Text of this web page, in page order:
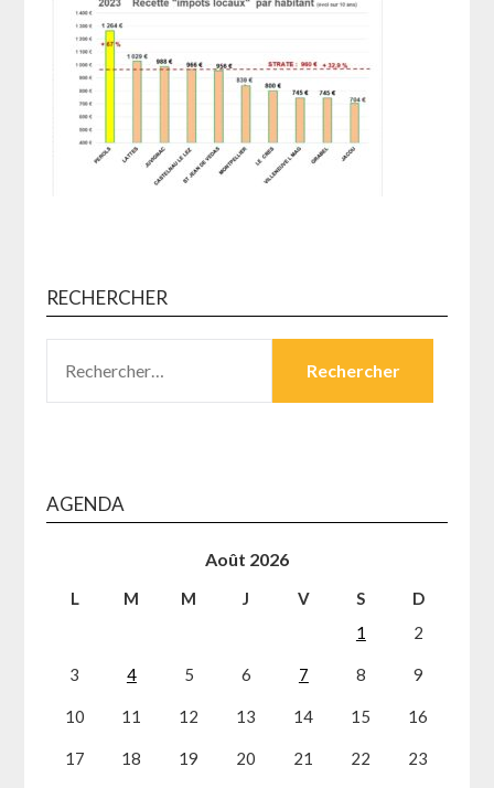
RECHERCHER
AGENDA
Août 2026
L M M J V S
D
1
2
3 4 5 6 7 8 9
10 11 12 13 14 15 16
17 18 19 20 21 22 23